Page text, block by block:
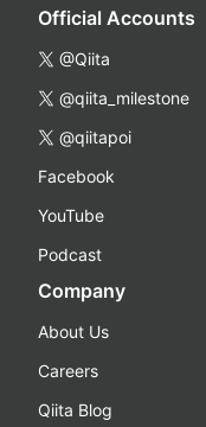
Official Accounts
@Qiita
@qiita_milestone
@qiitapoi
Facebook
YouTube
Podcast
Company
About Us
Careers
Qiita Blog